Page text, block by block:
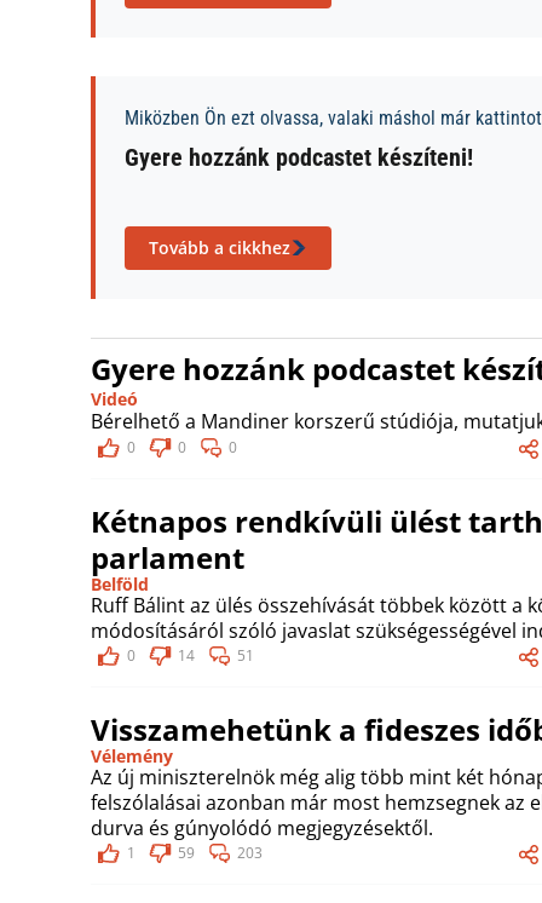
Miközben Ön ezt olvassa, valaki máshol már
Gyere hozzánk podcastet készíteni!
Tovább a cikkhez
Gyere hozzánk podcastet
Videó
Bérelhető a Mandiner korszerű stúdiója,
0 0 0
Kétnapos rendkívüli ülést
parlament
Belföld
Ruff Bálint az ülés összehívását többek között a
módosításáról szóló javaslat szükségességével
0 14 51
Visszamehetünk a fideszes
Vélemény
Az új miniszterelnök még alig több mint két
felszólalásai azonban már most hemzsegnek az
durva és gúnyolódó megjegyzésektől.
1 59 203